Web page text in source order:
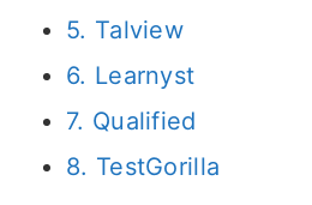
5. Talview
6. Learnyst
7. Qualified
8. TestGorilla